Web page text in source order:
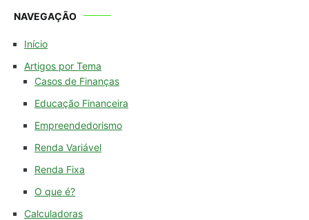
NAVEGAÇÃO
Início
Artigos por Tema
Casos de Finanças
Educação Financeira
Empreendedorismo
Renda Variável
Renda Fixa
O que é?
Calculadoras